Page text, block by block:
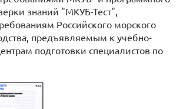
знаний "МКУБ-Тест",
Российского морского
предъявляемым к учебно-
подготовки специалистов по